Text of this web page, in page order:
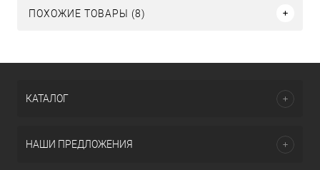
ПОХОЖИЕ ТОВАРЫ (8)
КАТАЛОГ
НАШИ ПРЕДЛОЖЕНИЯ